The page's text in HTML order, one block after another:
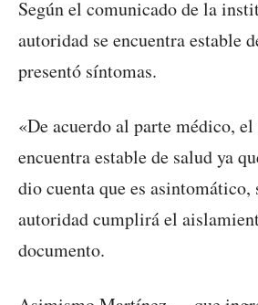
Según el comunicado de la
autoridad se encuentra estable
presentó síntomas.
«De acuerdo al parte médico,
encuentra estable de salud ya
dio cuenta que es
autoridad cumplirá el
documento.